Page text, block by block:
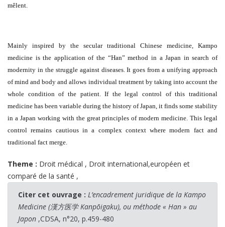
mêlent.
Mainly inspired by the secular traditional Chinese medicine, Kampo
medicine is the application of the “Han” method in a Japan in search of
modernity in the struggle against diseases. It goes from a unifying approach
of mind and body and allows individual treatment by taking into account the
whole condition of the patient. If the legal control of this traditional
medicine has been variable during the history of Japan, it finds some stability
in a Japan working with the great principles of modern medicine. This legal
control remains cautious in a complex context where modern fact and
traditional fact merge.
Theme : Droit médical , Droit international,européen et
comparé de la santé ,
Citer cet ouvrage : L’encadrement juridique de la Kampo
Medicine (漢方医学 Kanpōigaku), ou méthode « Han » au
Japon ,CDSA, n°20, p.459-480